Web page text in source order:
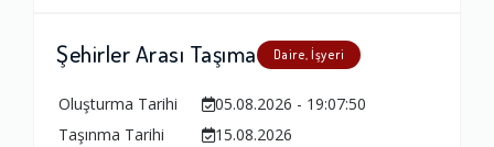
Şehirler Arası Taşıma Daire, İşyeri
Oluşturma Tarihi
05.08.2026 - 19:07:50
Taşınma Tarihi
15.08.2026